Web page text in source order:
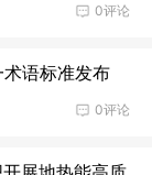
0评论
语标准发布
0评论